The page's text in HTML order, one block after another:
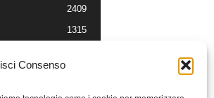
Consenso
2409
1315